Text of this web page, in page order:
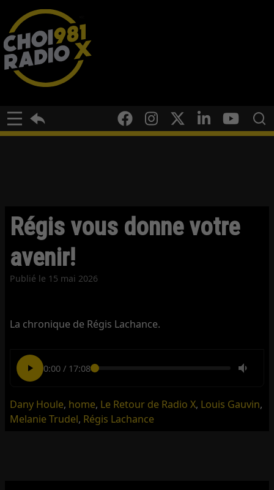
Régis vous donne votre
avenir!
Publié le 15 mai 2026
La chronique de Régis Lachance.
0:00/ 17:08
Dany Houle, home, Le Retour de Radio X, Louis Gauvin,
Melanie Trudel, Régis Lachance